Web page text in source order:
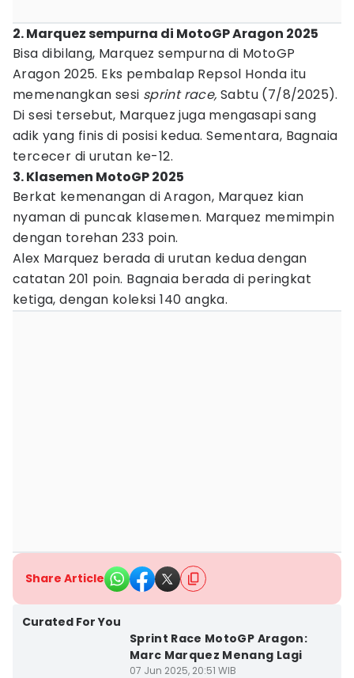
2. Marquez sempurna di MotoGP Aragon 2025
Bisa dibilang, Marquez sempurna di MotoGP
Aragon 2025. Eks pembalap Repsol Honda itu
memenangkan sesi sprint race,Sabtu (7/8/2025).
Di sesi tersebut, Marquez juga mengasapi sang
adik yang finis di posisi kedua. Sementara, Bagnaia
tercecer di urutan ke-12.
3. Klasemen MotoGP 2025
Berkat kemenangan di Aragon, Marquez kian
nyaman di puncak klasemen. Marquez memimpin
dengan torehan 233 poin.
Alex Marquez berada di urutan kedua dengan
catatan 201 poin. Bagnaia berada di peringkat
ketiga, dengan koleksi 140 angka.
Share Article
Curated For You
Sprint Race MotoGP Aragon:
Marc Marquez Menang Lagi
07 Jun 2025, 20:51 WIB